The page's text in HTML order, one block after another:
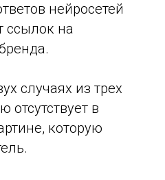
нейросетей
ссылок на
случаях из трех
отсутствует в
которую